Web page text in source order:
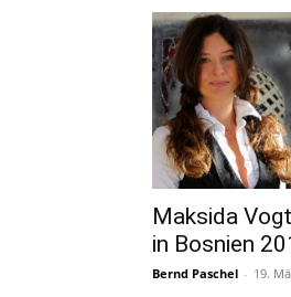
Maksida
in Bosnien
Bernd Paschel - 19.